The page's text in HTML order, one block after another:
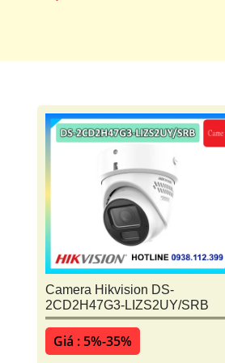
Camera Hikvision DS-
2CD2H47G3-LIZS2UY/SRB
Giá : 5%-35%